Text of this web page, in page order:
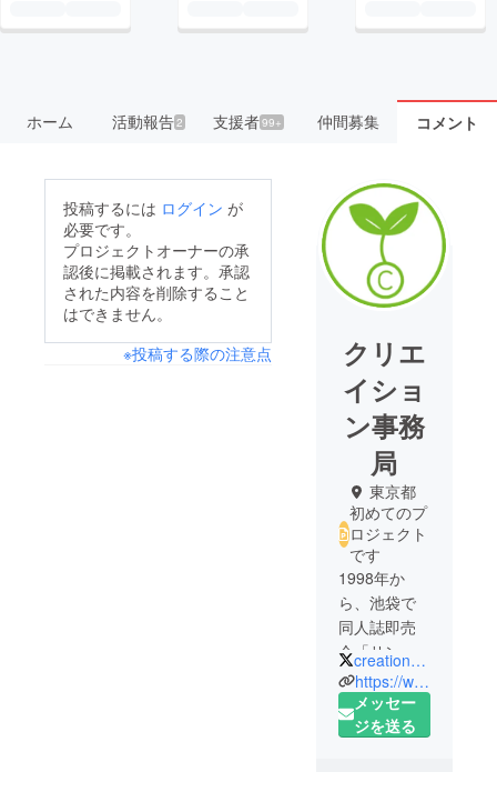
ホーム 活動報告2 支援者99+ 仲間募集 コメント
投稿するには ログイン が
必要です。
プロジェクトオーナーの承
認後に掲載されます。承認
された内容を削除すること
はできません。
※投稿する際の注意点
クリエ
イショ
ン事務
局
東京都
初めてのプ
ロジェクト
です
1998年か
ら、池袋で
同人誌即売
会「サン
シャインク
リエイショ
ン」を開催
creation_office
https://www.creation.gr.jp/
メッセー
ジを送る